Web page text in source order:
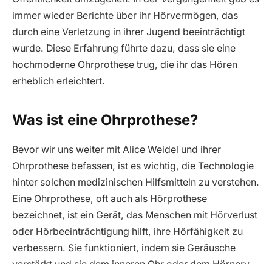
immer wieder Berichte über ihr Hörvermögen, das
durch eine Verletzung in ihrer Jugend beeinträchtigt
wurde. Diese Erfahrung führte dazu, dass sie eine
hochmoderne Ohrprothese trug, die ihr das Hören
erheblich erleichtert.
Was ist eine Ohrprothese?
Bevor wir uns weiter mit Alice Weidel und ihrer
Ohrprothese befassen, ist es wichtig, die Technologie
hinter solchen medizinischen Hilfsmitteln zu verstehen.
Eine Ohrprothese, oft auch als Hörprothese
bezeichnet, ist ein Gerät, das Menschen mit Hörverlust
oder Hörbeeinträchtigung hilft, ihre Hörfähigkeit zu
verbessern. Sie funktioniert, indem sie Geräusche